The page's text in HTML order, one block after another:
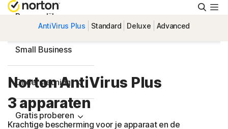
Persoonlijk
Small Business
Ondersteuning
Gratis proberen
AntiVirus Plus Standard Deluxe Advanced
Norton AntiVirus Plus
3 apparaten
Krachtige bescherming voor je apparaat en de